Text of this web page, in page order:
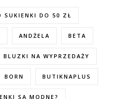
SUKIENKI DO 50 ZŁ
ANDŻELA BETA
BLUZKI NA WYPRZEDAŻY
BORN BUTIKNAPLUS
SĄ MODNE?